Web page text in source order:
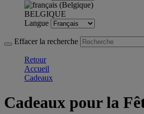
BELGIQUE
Langue
Effacer la recherche
Retour
Accueil
Cadeaux
Cadeaux pour la